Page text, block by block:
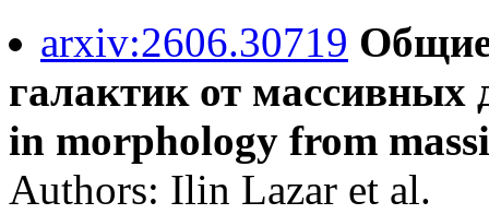
arxiv:2606.30719
галактик от
in morphology from
Authors: Ilin Lazar et al.